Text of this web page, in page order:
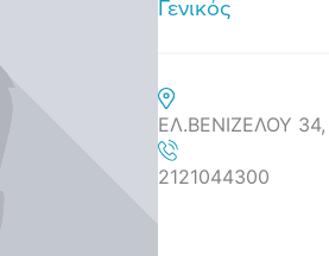
ΕΛ.ΒΕΝΙΖΕΛΟΥ
2121044300